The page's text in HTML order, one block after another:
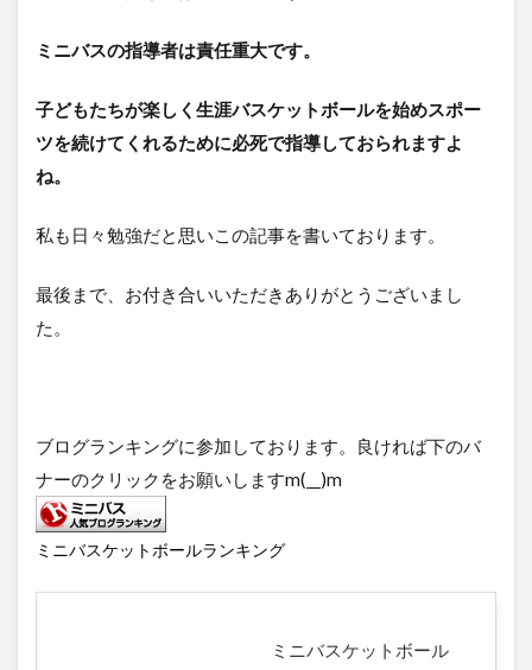
ミニバスの指導者は責任重大です。
子どもたちが楽しく生涯バスケットボールを始めスポー
ツを続けてくれるために必死で指導しておられますよ
ね。
私も日々勉強だと思いこの記事を書いております。
最後まで、お付き合いいただきありがとうございまし
た。
ブログランキングに参加しております。良ければ下のバ
ナーのクリックをお願いしますm(__)m
ミニバスケットボールランキング
ミニバスケットボール